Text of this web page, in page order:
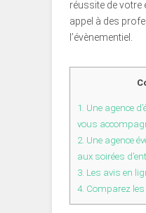
réussite de votre
appel à des
l’évènementiel.
1. Une agence
vous
2. Une agence
aux soirées
3. Les avis en
4. Comparez les